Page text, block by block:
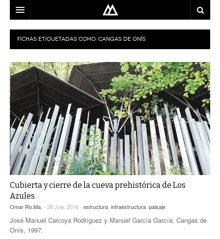
ARQUITECTO
LOCALIZACIÓN
MAPA
EQUIPO
BLOG
CONTACTO
FICHAS ETIQUETADAS COMO: CANGAS DE ONÍS
Cubierta y cierre de la cueva prehistórica de Los
Azules
Omar Ro.Ma. - 28 July, 2016 - estructura infraestructura paisaje
José Manuel Caicoya Rodríguez y Manuel García García; Cangas de
Onís, 1997.